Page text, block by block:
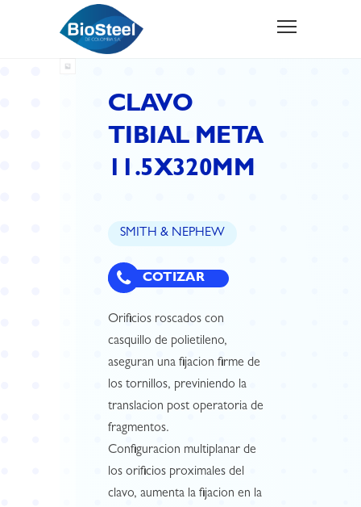
CLAVO
TIBIAL META
11.5X320MM
SMITH & NEPHEW
COTIZAR
Orificios roscados con
casquillo de polietileno,
aseguran una fijacion firme de
los tornillos, previniendo la
translacion post operatoria de
fragmentos.
Configuracion multiplanar de
los orificios proximales del
clavo, aumenta la fijacion en la